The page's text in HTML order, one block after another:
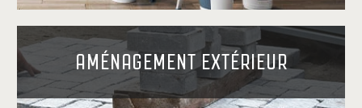
AMÉNAGEMENT EXTÉRIEUR